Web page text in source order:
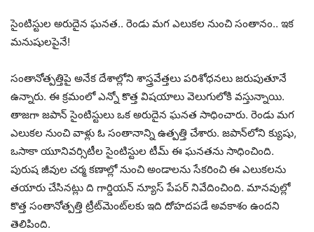
సైంటిస్టుల అరుదైన ఘనత.. రెండు మగ ఎలుకల నుంచి సంతానం.. ఇక
మనుషులపైనే!
సంతానోత్పత్తిపై అనేక దేశాల్లోని శాస్త్రవేత్తలు పరిశోధనలు జరుపుతూనే
ఉన్నారు. ఈ క్రమంలో ఎన్నో కొత్త విషయాలు వెలుగులోకి వస్తున్నాయి.
తాజగా జపాన్​ సైంటిస్టులు ఒక అరుదైన ఘనత సాధించారు. రెండు మగ
ఎలుకల నుంచి వాళ్లు ఓ సంతానాన్ని ఉత్పత్తి చేశారు. జపాన్‌లోని క్యుషు,
ఒసాకా యూనివర్సిటీల సైంటిస్టుల టీమ్ ఈ ఘనతను సాధించింది.
పురుష జీవుల చర్మ కణాల్లో నుంచి అండాలను సేకరించి ఈ ఎలుకలను
తయారు చేసినట్లు ది గార్డియన్ న్యూస్ పేపర్ నివేదించింది. మానవుల్లో
కొత్త సంతానోత్పత్తి ట్రీట్​మెంట్​లకు ఇది దోహదపడే అవకాశం ఉందని
తెలిపింది.